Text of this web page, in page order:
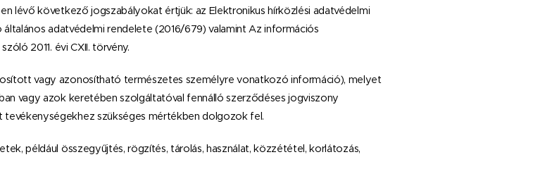
lévő következő jogszabályokat értjük: az Elektronikus hírközlési adatvédelmi
adatvédelmi rendelete (2016/679) valamint Az információs
2011. évi CXII. törvény.
vagy azonosítható természetes személyre vonatkozó információ), melyet
vagy azok keretében szolgáltatóval fennálló szerződéses jogviszony
szükséges mértékben dolgozok fel.
például összegyűjtés, rögzítés, tárolás, használat, közzététel, korlátozás,